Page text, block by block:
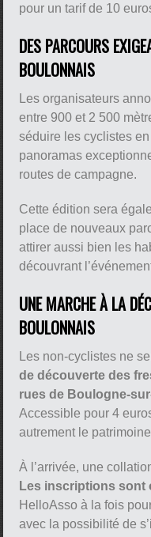
pour un tarif de 10
DES PARCOURS
BOULONNAIS
Les organisateurs
entre 900 et 2 500
séduire les cyclistes
panoramas
routes de campagne.
Cette édition sera
place de nouveaux
attirer aussi bien les
découvrant
UNE MARCHE À LA
BOULONNAIS
Les non-cyclistes ne
de découverte des
rues de Boulogne-
Accessible pour 4
autrement le
À l’arrivée, une
Les inscriptions sont
HelloAsso à la fois
avec la possibilité de